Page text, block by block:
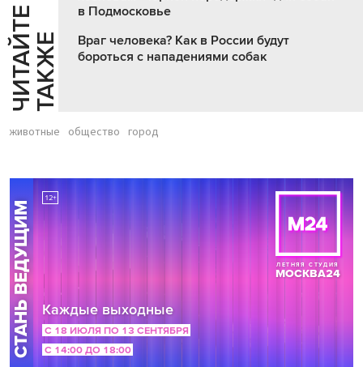
Ч
И
Т
АЙ
Т
Е
Т
А
К
ЖЕ
в Подмосковье
Враг человека? Как в России будут
бороться с нападениями собак
животные общество город